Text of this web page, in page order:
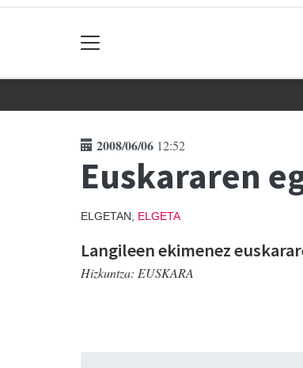
2008/06/06 12:52
Euskararen
ELGETAN, ELGETA
Langileen ekimenez
Hizkuntza: EUSKARA